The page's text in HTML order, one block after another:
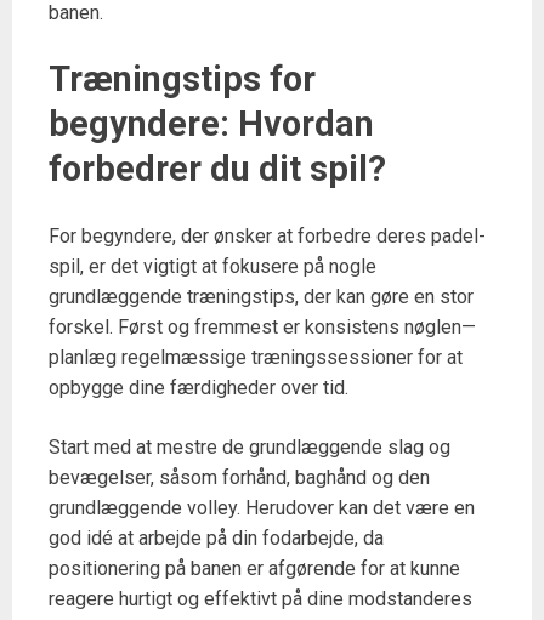
banen.
Træningstips for
begyndere: Hvordan
forbedrer du dit spil?
For begyndere, der ønsker at forbedre deres padel-
spil, er det vigtigt at fokusere på nogle
grundlæggende træningstips, der kan gøre en stor
forskel. Først og fremmest er konsistens nøglen—
planlæg regelmæssige træningssessioner for at
opbygge dine færdigheder over tid.
Start med at mestre de grundlæggende slag og
bevægelser, såsom forhånd, baghånd og den
grundlæggende volley. Herudover kan det være en
god idé at arbejde på din fodarbejde, da
positionering på banen er afgørende for at kunne
reagere hurtigt og effektivt på dine modstanderes